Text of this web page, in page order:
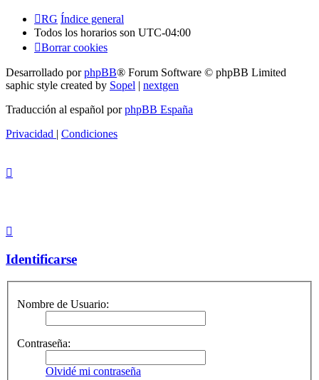
RG Índice general
Todos los horarios son UTC-04:00
Borrar cookies
Desarrollado porphpBB® Forum Software © phpBB Limited
saphic style created by Sopel | nextgen
Traducción al español porphpBB España
Privacidad | Condiciones
Identificarse
Nombre de Usuario:
Contraseña:
Olvidé mi contraseña